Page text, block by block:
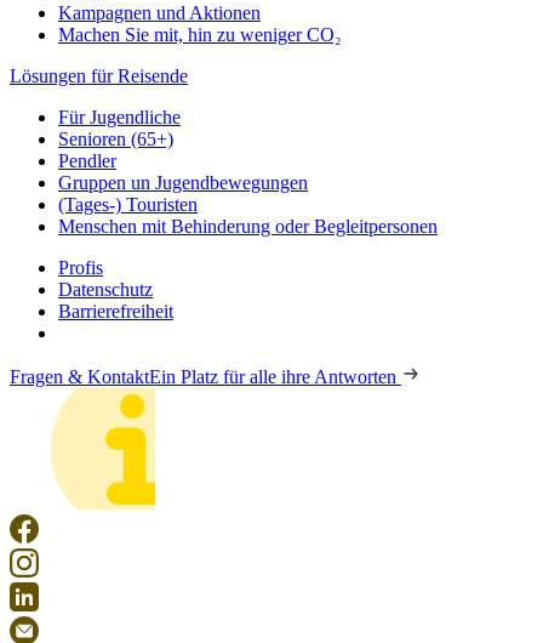
Kampagnen und Aktionen
Machen Sie mit, hin zu weniger CO₂
Lösungen für Reisende
Für Jugendliche
Senioren (65+)
Pendler
Gruppen un Jugendbewegungen
(Tages-) Touristen
Menschen mit Behinderung oder Begleitpersonen
Profis
Datenschutz
Barrierefreiheit
Fragen & KontaktEin Platz für alle ihre Antworten